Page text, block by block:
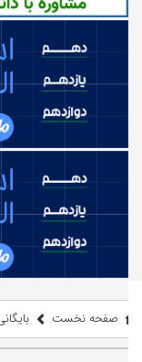
صفحه نخست